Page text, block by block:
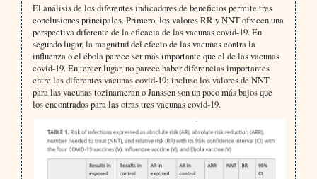
El análisis de los diferentes indicadores de beneficios permite tres
conclusiones principales. Primero, los valores RR y NNT ofrecen una
perspectiva diferente de la eficacia de las vacunas covid-19. En
segundo lugar, la magnitud del efecto de las vacunas contra la
influenza o el ébola parece ser más importante que el de las vacunas
covid-19. En tercer lugar, no parece haber diferencias importantes
entre las diferentes vacunas covid-19; incluso los valores de NNT
para las vacunas tozinameran o Janssen son un poco más bajos que
los encontrados para las otras tres vacunas covid-19.